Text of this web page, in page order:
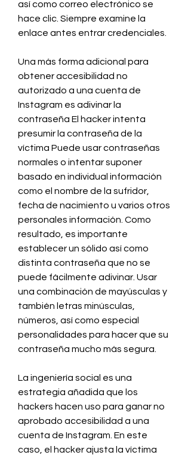
así como correo electrónico se
hace clic. Siempre examine la
enlace antes entrar credenciales.
Una más forma adicional para
obtener accesibilidad no
autorizado a una cuenta de
Instagram es adivinar la
contraseña El hacker intenta
presumir la contraseña de la
víctima Puede usar contraseñas
normales o intentar suponer
basado en individual información
como el nombre de la sufridor,
fecha de nacimiento u varios otros
personales información. Como
resultado, es importante
establecer un sólido así como
distinta contraseña que no se
puede fácilmente adivinar. Usar
una combinación de mayúsculas y
también letras minúsculas,
números, así como especial
personalidades para hacer que su
contraseña mucho más segura.
La ingeniería social es una
estrategia añadida que los
hackers hacen uso para ganar no
aprobado accesibilidad a una
cuenta de Instagram. En este
caso, el hacker ajusta la víctima